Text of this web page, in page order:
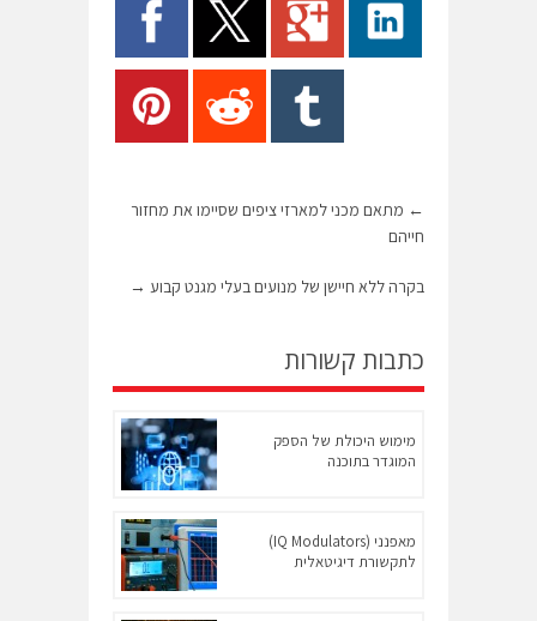
← מתאם מכני למארזי ציפים שסיימו את מחזור
חייהם
בקרה ללא חיישן של מנועים בעלי מגנט קבוע →
כתבות קשורות
מימוש היכולת של הספק
המוגדר בתוכנה
מאפנני (IQ Modulators)
לתקשורת דיגיטאלית